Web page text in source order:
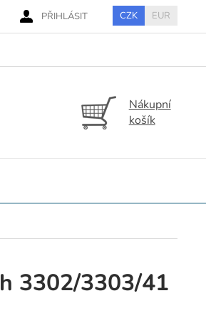
PŘIHLÁSIT CZK EUR
Nákupní
košík
3302/3303/41